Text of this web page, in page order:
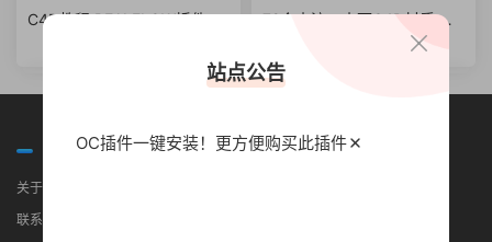
C4D教程 REALFLOW插件制
水面
72个水流、水面C4D材质 Wa
关于我们
关于我们
联系我们
站点公告
OC插件一键安装！更方便购买此插件